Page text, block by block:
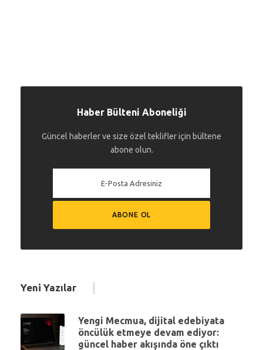
Haber Bülteni Aboneliği
Güncel haberler ve size özel teklifler için bültene
abone olun.
Yeni Yazılar
Yengi Mecmua, dijital edebiyata
öncülük etmeye devam ediyor:
güncel haber akışında öne çıktı